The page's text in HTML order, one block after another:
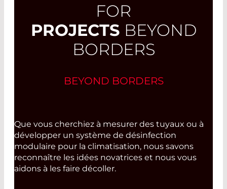
FOR
PROJECTS BEYOND
BORDERS
BEYOND BORDERS
Que vous cherchiez à mesurer des tuyaux ou à
développer un système de désinfection
modulaire pour la climatisation, nous savons
reconnaître les idées novatrices et nous vous
aidons à les faire décoller.